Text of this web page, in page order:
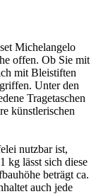
Michelangelo
offen. Ob Sie mit
mit Bleistiften
Unter den
Tragetaschen
künstlerischen
nutzbar ist,
kg lässt sich diese
beträgt ca.
auch jede